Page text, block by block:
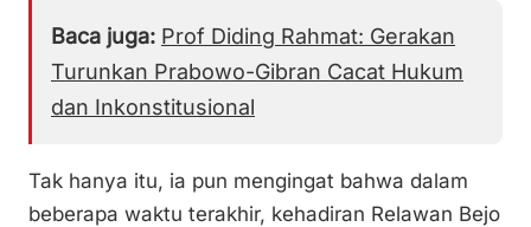
Baca juga: Prof Diding Rahmat: Gerakan
Turunkan Prabowo-Gibran Cacat Hukum
dan Inkonstitusional
Tak hanya itu, ia pun mengingat bahwa dalam
beberapa waktu terakhir, kehadiran Relawan Bejo